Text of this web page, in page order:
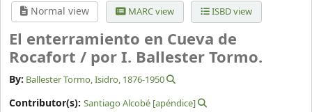
Normal view MARC view ISBD view
El enterramiento en Cueva de
Rocafort / por I. Ballester Tormo.
By: Ballester Tormo, Isidro, 1876-1950
Contributor(s): Santiago Alcobé [apéndice]